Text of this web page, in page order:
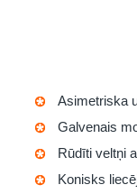
Asimetriska
Galvenais
Rūdīti veltņi
Konisks